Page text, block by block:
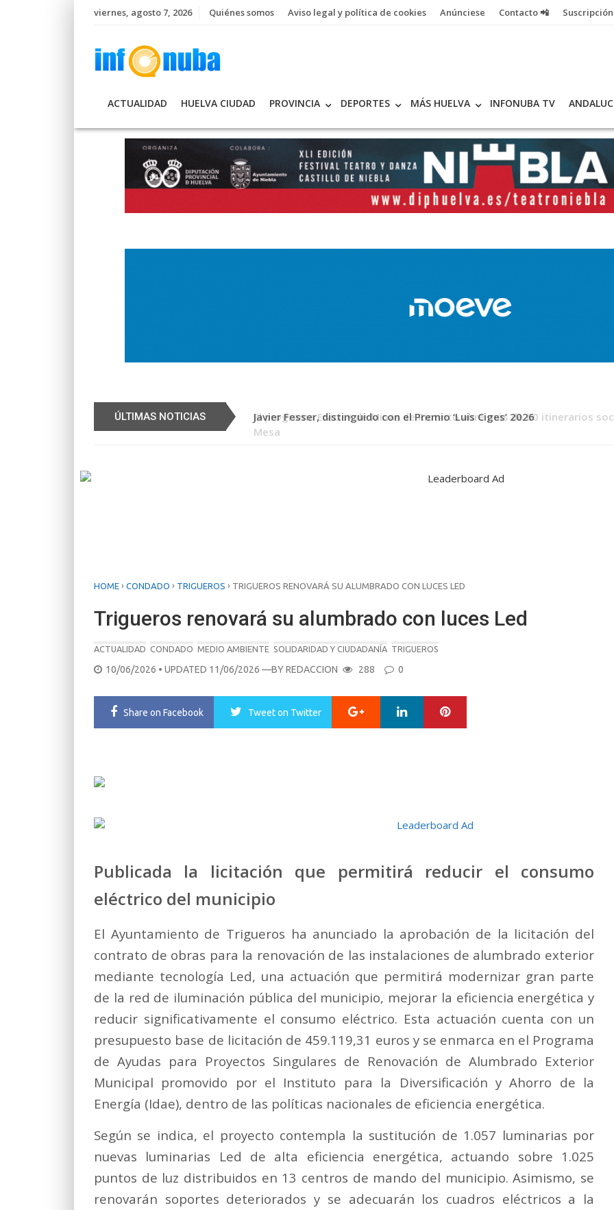
viernes, agosto 7, 2026 Quiénes somos Aviso legal y política de cookies Anúnciese Contacto 📲 Suscripción
ACTUALIDAD HUELVA CIUDAD PROVINCIA DEPORTES MÁS HUELVA INFONUBA TV
ÚLTIMAS NOTICIAS
en la barriada del Alto de la Javier Fesser, distinguido con el Premio ‘Luis Ciges’ 2026
HOME › CONDADO › TRIGUEROS › TRIGUEROS RENOVARÁ SU ALUMBRADO CON LUCES LED
Trigueros renovará su alumbrado con luces Led
ACTUALIDAD CONDADO MEDIO AMBIENTE SOLIDARIDAD Y CIUDADANÍA TRIGUEROS
POSTED
10/06/2026 • UPDATED 11/06/2026 —BYREDACCION 288 0
Share on Facebook Tweeton Twitter Google+ LinkedIn
Publicada la licitación que permitirá reducir el consumo
eléctrico del municipio
El Ayuntamiento de Trigueros ha anunciado la aprobación de la licitación del
contrato de obras para la renovación de las instalaciones de alumbrado exterior
mediante tecnología Led, una actuación que permitirá modernizar gran parte
de la red de iluminación pública del municipio, mejorar la eficiencia energética y
reducir significativamente el consumo eléctrico. Esta actuación cuenta con un
presupuesto base de licitación de 459.119,31 euros y se enmarca en el Programa
de Ayudas para Proyectos Singulares de Renovación de Alumbrado Exterior
Municipal promovido por el Instituto para la Diversificación y Ahorro de la
Energía (Idae), dentro de las políticas nacionales de eficiencia energética.
Según se indica, el proyecto contempla la sustitución de 1.057 luminarias por
nuevas luminarias Led de alta eficiencia energética, actuando sobre 1.025
puntos de luz distribuidos en 13 centros de mando del municipio. Asimismo, se
renovarán soportes deteriorados y se adecuarán los cuadros eléctricos a la